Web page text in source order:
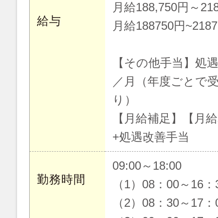
給与
月給188,750円～
月給188750円
【その他手当】処
／月（年度ごとで
り）
【月給補足】【月
+処遇改善手当
勤務時間
09:00～18:00
（1）08：00～16
（2）08：30～17